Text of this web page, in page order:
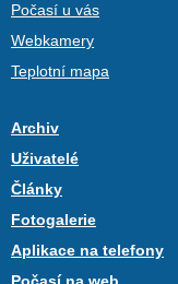
Počasí u vás
Webkamery
Teplotní mapa
Archiv
Uživatelé
Články
Fotogalerie
Aplikace na telefony